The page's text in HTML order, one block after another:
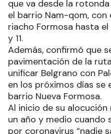
que va desde la
el barrio Nam-qom,
riacho Formosa hasta
y 11.
Además, confirmó que
pavimentación de la
unificar Belgrano con
en los próximos días se
barrio Nueva Formosa.
Al inicio de su
un año y medio cuando
por coronavirus “nadie